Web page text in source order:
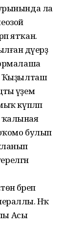
ла
ятҡан.
дәүерҙә
Ҡыҙылташ
әүҙем
күпләп
ҡалыная
булып
бәреп
Нәҡ
Асы